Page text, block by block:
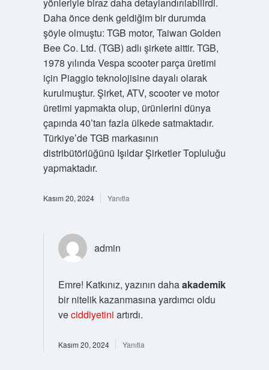
Daha önce denk geldiğim bir durumda
şöyle olmuştu: TGB motor, Taiwan Golden
Bee Co. Ltd. (TGB) adlı şirkete aittir. TGB,
1978 yılında Vespa scooter parça üretimi
için Piaggio teknolojisine dayalı olarak
kurulmuştur. Şirket, ATV, scooter ve motor
üretimi yapmakta olup, ürünlerini dünya
çapında 40’tan fazla ülkede satmaktadır.
Türkiye’de TGB markasının
distribütörlüğünü Işıldar Şirketler Topluluğu
yapmaktadır.
Kasım 20, 2024 Yanıtla
admin
Emre! Katkınız, yazının dahaakademik
bir nitelik kazanmasına yardımcı oldu
veciddiyetini artırdı.
Kasım 20, 2024 Yanıtla